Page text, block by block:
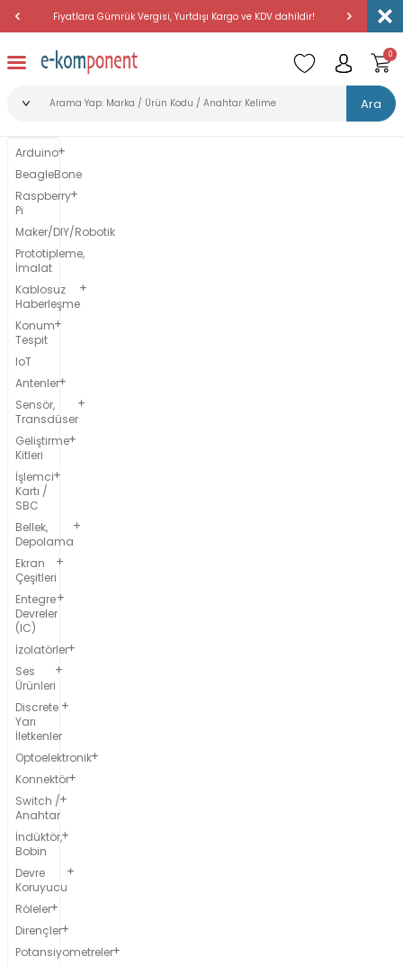
Fiyatlara Gümrük Vergisi, Yurtdışı Kargo ve KDV dahildir!
Ara
0
Arduino
BeagleBone
Raspberry
Pi
Maker/DIY/Robotik
Prototipleme,
İmalat
Kablosuz
Haberleşme
Konum
Tespit
IoT
Antenler
Sensör,
Transdüser
Geliştirme
Kitleri
İşlemci
Kartı /
SBC
Bellek,
Depolama
Ekran
Çeşitleri
Entegre
Devreler
(IC)
İzolatörler
Ses
Ürünleri
Discrete
Yarı
İletkenler
Optoelektronik
Konnektör
Switch /
Anahtar
İndüktör,
Bobin
Devre
Koruyucu
Röleler
Dirençler
Potansiyometreler